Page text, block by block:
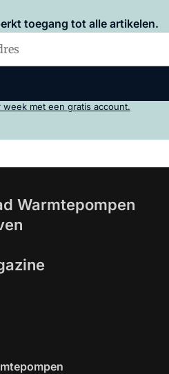
toegang tot alle artikelen.
week met een gratis account.
Warmtepompen